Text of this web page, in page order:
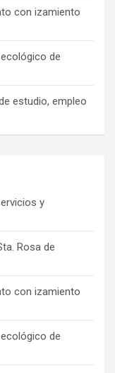
con izamiento
de
estudio, empleo
y
Rosa de
con izamiento
de